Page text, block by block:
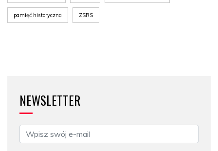
pamięć historyczna ZSRS
NEWSLETTER